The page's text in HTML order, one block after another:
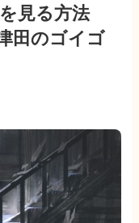
見る方法
田のゴイゴ